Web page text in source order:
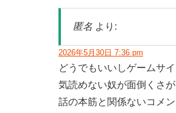
匿名 より:
2026年5月30日 7:36 pm
どうでもいいしゲームサ
気読めない奴が面倒くさ
話の本筋と関係ないコメ